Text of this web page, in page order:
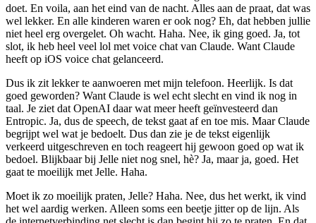
doet. En voila, aan het eind van de nacht. Alles aan de praat, dat was
wel lekker. En alle kinderen waren er ook nog? Eh, dat hebben jullie
niet heel erg overgelet. Oh wacht. Haha. Nee, ik ging goed. Ja, tot
slot, ik heb heel veel lol met voice chat van Claude. Want Claude
heeft op iOS voice chat gelanceerd.
Dus ik zit lekker te aanwoeren met mijn telefoon. Heerlijk. Is dat
goed geworden? Want Claude is wel echt slecht en vind ik nog in
taal. Je ziet dat OpenAI daar wat meer heeft geïnvesteerd dan
Entropic. Ja, dus de speech, de tekst gaat af en toe mis. Maar Claude
begrijpt wel wat je bedoelt. Dus dan zie je de tekst eigenlijk
verkeerd uitgeschreven en toch reageert hij gewoon goed op wat ik
bedoel. Blijkbaar bij Jelle niet nog snel, hè? Ja, maar ja, goed. Het
gaat te moeilijk met Jelle. Haha.
Moet ik zo moeilijk praten, Jelle? Haha. Nee, dus het werkt, ik vind
het wel aardig werken. Alleen soms een beetje jitter op de lijn. Als